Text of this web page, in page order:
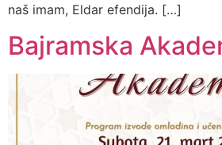
naš imam, Eldar efendija. […]
Bajramska